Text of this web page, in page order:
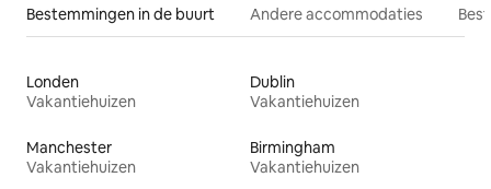
Bestemmingen in de buurt Andere accommodaties
Londen
Vakantiehuizen
Dublin
Vakantiehuizen
Manchester
Vakantiehuizen
Birmingham
Vakantiehuizen